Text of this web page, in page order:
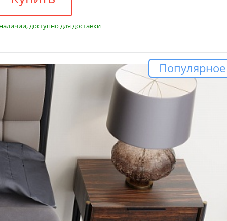
доступно для доставки
Популярное